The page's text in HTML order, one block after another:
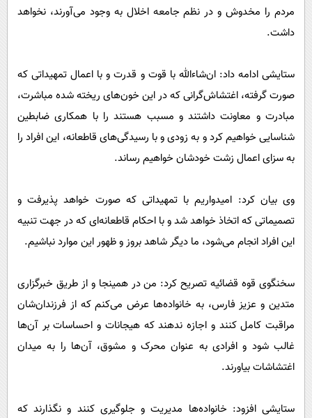
مردم را مخدوش و در نظم جامعه اخلال به وجود می‌آورند، نخواهد
داشت.
ستایشی ادامه داد: ان‌شاءالله با قوت و قدرت و با اعمال تمهیداتی که
صورت گرفته، اغتشاش‌گرانی که در این خون‌های ریخته شده مباشرت،
مبادرت و معاونت داشتند و مسبب هستند را با همکاری ضابطین
شناسایی خواهیم کرد و به زودی و با رسیدگی‌های قاطعانه، این افراد را
به سزای اعمال زشت خودشان خواهیم رساند.
وی بیان کرد: امیدواریم با تمهیداتی که صورت خواهد پذیرفت و
تصمیماتی که اتخاذ خواهد شد و با احکام قاطعانه‌ای که در جهت تنبیه
این افراد انجام می‌شود، ما دیگر شاهد بروز و ظهور این موارد نباشیم.
سخنگوی قوه قضائیه تصریح کرد: من در همینجا و از طریق خبرگزاری
متدین و عزیز فارس، به خانواده‌ها عرض می‌کنم که از فرزندان‌شان
مراقبت کامل کنند و اجازه ندهند که هیجانات و احساسات بر آن‌ها
غالب شود و افرادی به عنوان محرک و مشوق، آن‌ها را به میدان
اغتشاشات بیاورند.
ستایشی افزود: خانواده‌ها مدیریت و جلوگیری کنند و نگذارند که